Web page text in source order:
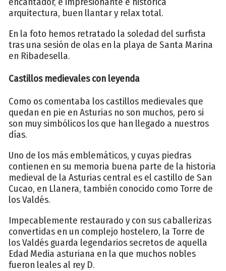
arquitectura, buen llantar y relax total.
En la foto hemos retratado la soledad del surfista
tras una sesión de olas en la playa de Santa Marina
en Ribadesella.
Castillos medievales con leyenda
Como os comentaba los castillos medievales que
quedan en pie en Asturias no son muchos, pero si
son muy simbólicos los que han llegado a nuestros
días.
Uno de los más emblemáticos, y cuyas piedras
contienen en su memoria buena parte de la historia
medieval de la Asturias central es el castillo de San
Cucao, en Llanera, también conocido como Torre de
los Valdés.
Impecablemente restaurado y con sus caballerizas
convertidas en un complejo hostelero, la Torre de
los Valdés guarda legendarios secretos de aquella
Edad Media asturiana en la que muchos nobles
fueron leales al rey D.